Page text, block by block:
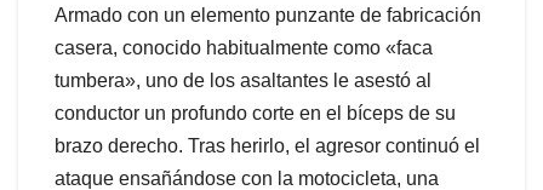
Armado con un elemento punzante de fabricación
casera, conocido habitualmente como «faca
tumbera», uno de los asaltantes le asestó al
conductor un profundo corte en el bíceps de su
brazo derecho. Tras herirlo, el agresor continuó el
ataque ensañándose con la motocicleta, una